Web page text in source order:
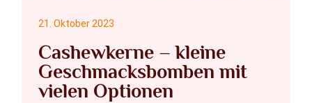
Cashewkerne – kleine
Geschmacksbomben mit
vielen Optionen
21. Oktober 2023